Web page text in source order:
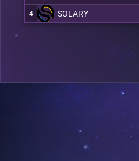
4 SOLARY